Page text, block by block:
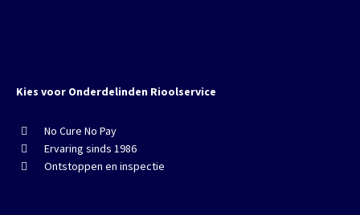
Kies voor Onderdelinden Rioolservice
No Cure No Pay
Ervaring sinds 1986
Ontstoppen en inspectie